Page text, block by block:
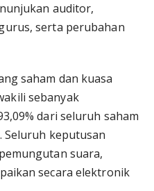
auditor,
serta perubahan
saham dan kuasa
sebanyak
dari seluruh saham
Seluruh keputusan
suara,
secara elektronik